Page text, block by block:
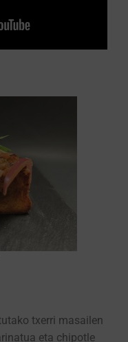
txerri masailen
eta chipotle